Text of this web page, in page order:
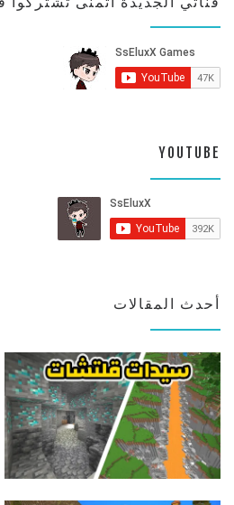
YOUTUBE
أحدث المقالات